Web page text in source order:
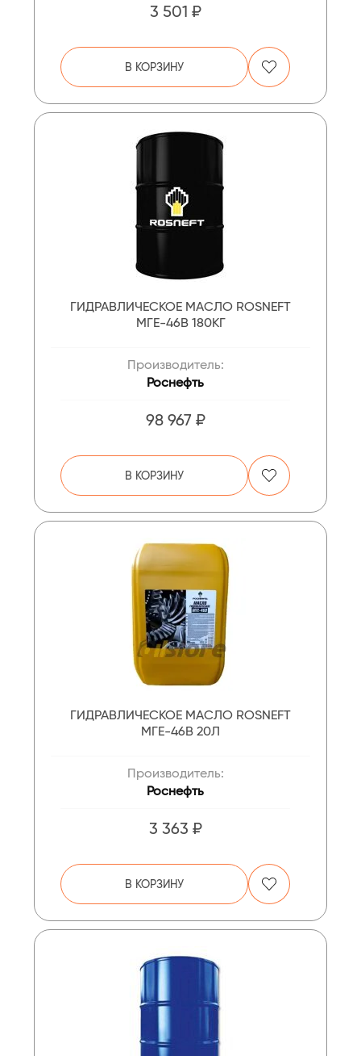
3 501 ₽
В КОРЗИНУ
ГИДРАВЛИЧЕСКОЕ МАСЛО ROSNEFT
МГЕ-46В 180КГ
Производитель:
Роснефть
98 967 ₽
В КОРЗИНУ
ГИДРАВЛИЧЕСКОЕ МАСЛО ROSNEFT
МГЕ-46В 20Л
Производитель:
Роснефть
3 363 ₽
В КОРЗИНУ